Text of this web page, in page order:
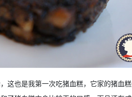
也是我第一次吃猪血糕，它家的猪血糕